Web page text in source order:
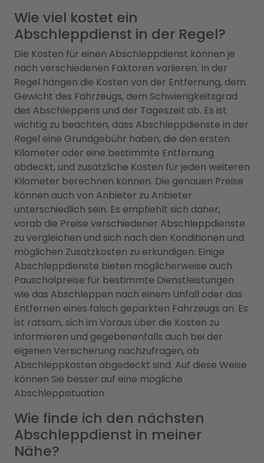
Wie viel kostet ein
Abschleppdienst in der Regel?
Die Kosten für einen Abschleppdienst können je
nach verschiedenen Faktoren variieren. In der
Regel hängen die Kosten von der Entfernung, dem
Gewicht des Fahrzeugs, dem Schwierigkeitsgrad
des Abschleppens und der Tageszeit ab. Es ist
wichtig zu beachten, dass Abschleppdienste in der
Regel eine Grundgebühr haben, die den ersten
Kilometer oder eine bestimmte Entfernung
abdeckt, und zusätzliche Kosten für jeden weiteren
Kilometer berechnen können. Die genauen Preise
können auch von Anbieter zu Anbieter
unterschiedlich sein. Es empfiehlt sich daher,
vorab die Preise verschiedener Abschleppdienste
zu vergleichen und sich nach den Konditionen und
möglichen Zusatzkosten zu erkundigen. Einige
Abschleppdienste bieten möglicherweise auch
Pauschalpreise für bestimmte Dienstleistungen
wie das Abschleppen nach einem Unfall oder das
Entfernen eines falsch geparkten Fahrzeugs an. Es
ist ratsam, sich im Voraus über die Kosten zu
informieren und gegebenenfalls auch bei der
eigenen Versicherung nachzufragen, ob
Abschleppkosten abgedeckt sind. Auf diese Weise
können Sie besser auf eine mögliche
Abschleppsituation
Wie finde ich den nächsten
Abschleppdienst in meiner
Nähe?